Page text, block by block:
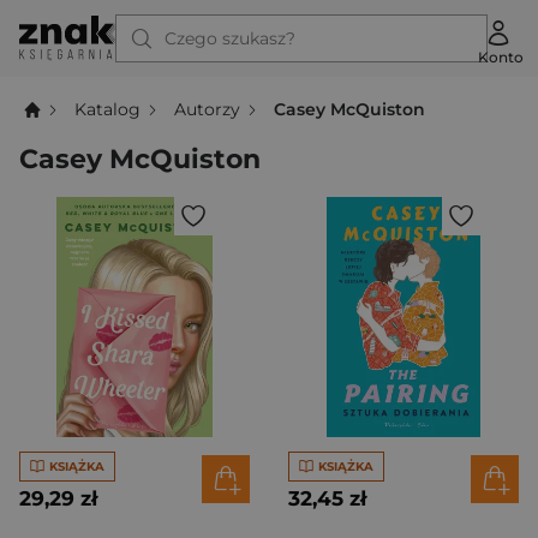
Czego szukasz?
Konto
Katalog Autorzy Casey McQuiston
Casey McQuiston
KSIĄŻKA
29,29 zł
KSIĄŻKA
32,45 zł